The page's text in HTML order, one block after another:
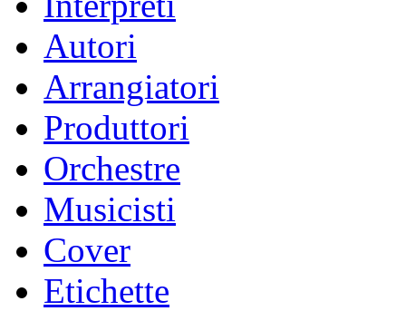
Autori
Arrangiatori
Produttori
Orchestre
Musicisti
Cover
Etichette